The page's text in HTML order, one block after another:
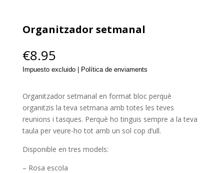
Organitzador setmanal
€8.95
Impuesto excluido | Política de enviaments
Organitzador setmanal en format bloc perquè
organitzis la teva setmana amb totes les teves
reunions i tasques. Perquè ho tinguis sempre a la teva
taula per veure-ho tot amb un sol cop d’ull.
Disponible en tres models:
– Rosa escola